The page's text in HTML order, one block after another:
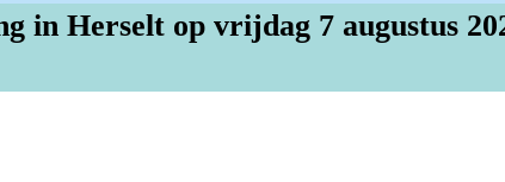
in Herselt op vrijdag 7 augustus